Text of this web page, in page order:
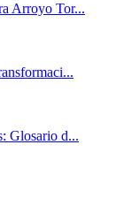
Arroyo Tor...
Glosario d...